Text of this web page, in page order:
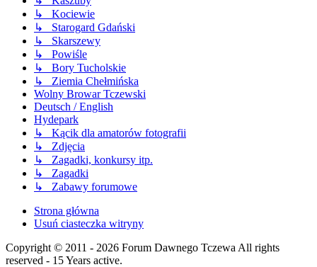
↳ Kociewie
↳ Starogard Gdański
↳ Skarszewy
↳ Powiśle
↳ Bory Tucholskie
↳ Ziemia Chełmińska
Wolny Browar Tczewski
Deutsch / English
Hydepark
↳ Kącik dla amatorów fotografii
↳ Zdjęcia
↳ Zagadki, konkursy itp.
↳ Zagadki
↳ Zabawy forumowe
Strona główna
Usuń ciasteczka witryny
Copyright © 2011 - 2026 Forum Dawnego Tczewa All rights
reserved - 15 Years active.